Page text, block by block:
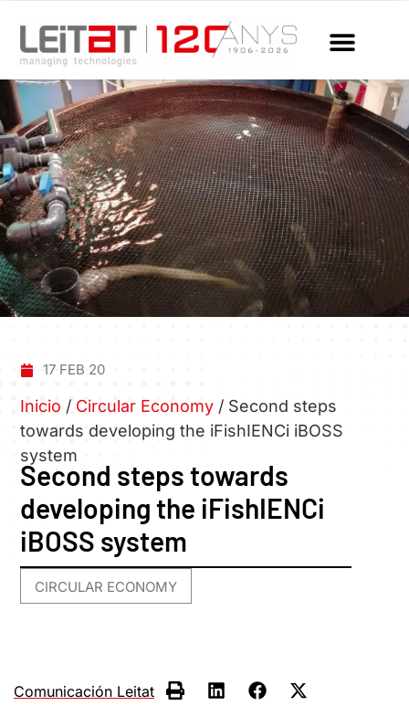
17 FEB 20
Inicio / Circular Economy / Second steps
towards developing the iFishIENCi iBOSS
system
Second steps towards
developing the iFishIENCi
iBOSS system
CIRCULAR ECONOMY
Comunicación Leitat